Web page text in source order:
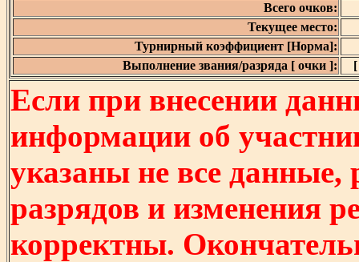
Всего очков:
Текущее место:
Турнирный коэффициент [Норма]:
Выполнение звания/разряда [ очки ]:
Если при внесении
информации об
указаны не все
разрядов и изменения
корректны.